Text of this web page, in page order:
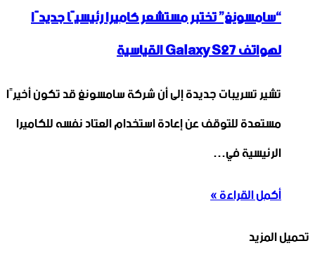
“سامسونغ” تختبر مستشعر كاميرا رئيسيًا جديدًا
لهواتف Galaxy S27 القياسية
تشير تسريبات جديدة إلى أن شركة سامسونغ قد تكون أخيرًا
مستعدة للتوقف عن إعادة استخدام العتاد نفسه للكاميرا
الرئيسية في…
أكمل القراءة »
تحميل المزيد